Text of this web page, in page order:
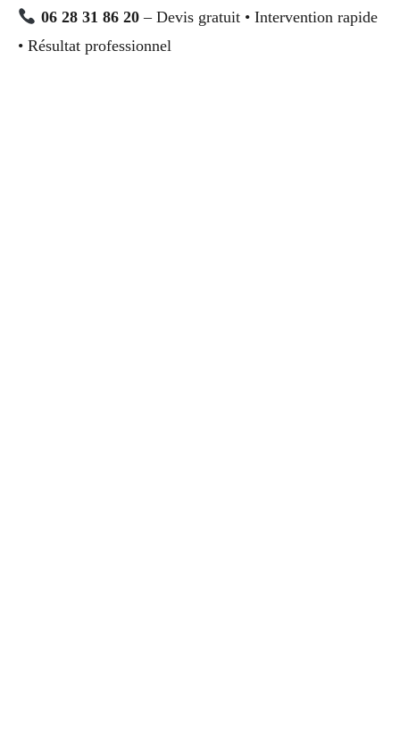
06 28 31 86 20– Devis gratuit • Intervention rapide
• Résultat professionnel